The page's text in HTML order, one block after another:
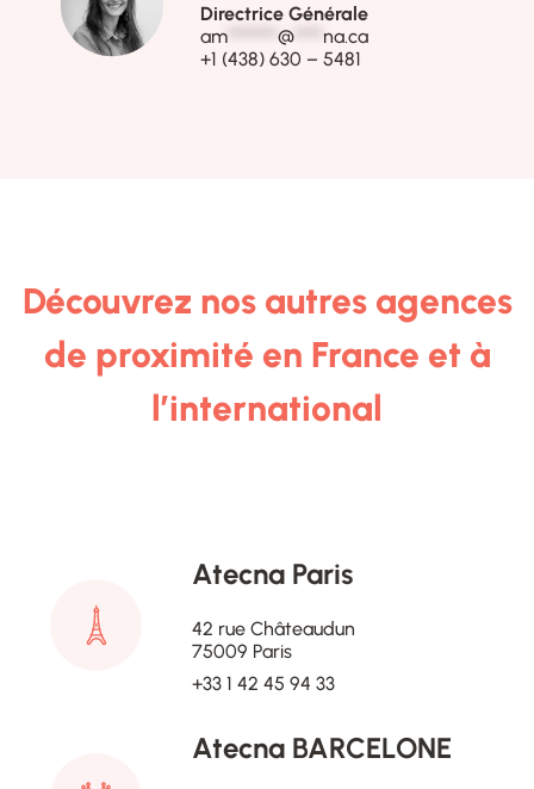
Directrice Générale
am *******@
na.ca
+1 (438) 630 – 5481
Découvrez nos autres agences
de proximité en France et à
l’international
Atecna Paris
42 rue Châteaudun
75009 Paris
+33 1 42 45 94 33
Atecna BARCELONE